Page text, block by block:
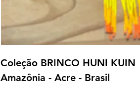
Coleção BRINCO HUNI KUIN
Amazônia - Acre - Brasil